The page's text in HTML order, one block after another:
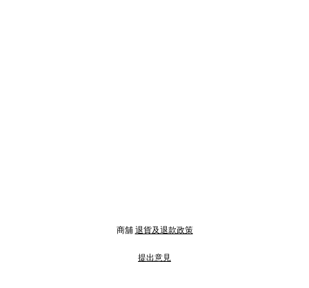
商舖 退貨及退款政策
提出意見